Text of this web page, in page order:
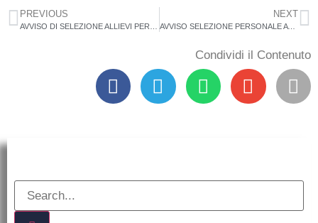
PREVIOUS NEXT
AVVISO SELEZIONE PERSONALE ATA INTERNO PROGETTO PON APPRENDIMENTO E SOCIALITA’
Condividi il Contenuto